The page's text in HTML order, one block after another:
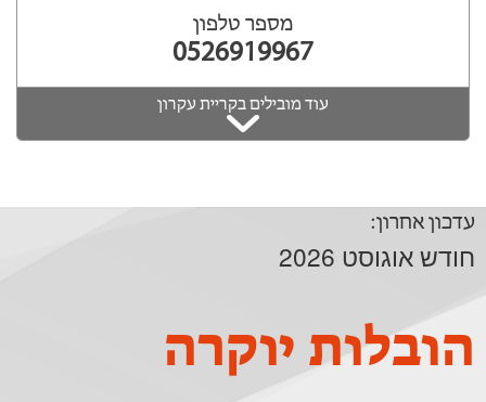
מספר טלפון
0526919967
עוד מובילים בקריית עקרון
עדכון אחרון:
חודש אוגוסט 2026
הובלות יוקרה